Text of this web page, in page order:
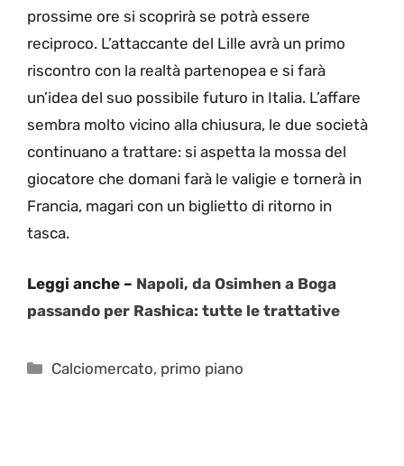
prossime ore si scoprirà se potrà essere
reciproco. L’attaccante del Lille avrà un primo
riscontro con la realtà partenopea e si farà
un’idea del suo possibile futuro in Italia. L’affare
sembra molto vicino alla chiusura, le due società
continuano a trattare: si aspetta la mossa del
giocatore che domani farà le valigie e tornerà in
Francia, magari con un biglietto di ritorno in
tasca.
Leggi anche – Napoli, da Osimhen a Boga
passando per Rashica: tutte le trattative
Categorie
Calciomercato, primo piano